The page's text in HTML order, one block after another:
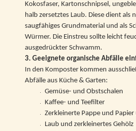
Kokosfaser, Kartonschnipsel,
halb zersetztes Laub. Diese dient als
saugfähiges Grundmaterial und als
Würmer. Die Einstreu sollte leicht
ausgedrückter Schwamm.
3. Geeignete organische Abfälle
In den Komposter kommen
Abfälle aus Küche & Garten:
Gemüse- und Obstschalen
Kaffee- und Teefilter
Zerkleinerte Pappe und
Laub und zerkleinertes Gehölz